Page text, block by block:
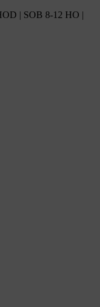
| SOB 8-12 HO |